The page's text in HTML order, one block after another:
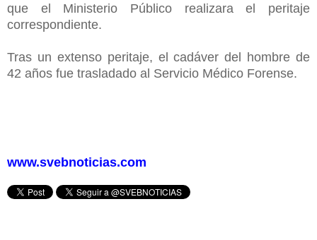
que el Ministerio Público realizara el peritaje
correspondiente.
Tras un extenso peritaje, el cadáver del hombre de
42 años fue trasladado al Servicio Médico Forense.
www.svebnoticias.com